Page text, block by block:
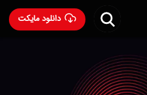
دانلود مایکت
ساخت 1404